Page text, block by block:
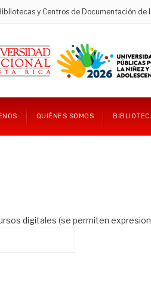
y Centros de Documentación de
QUIÉNES SOMOS
digitales (se permiten